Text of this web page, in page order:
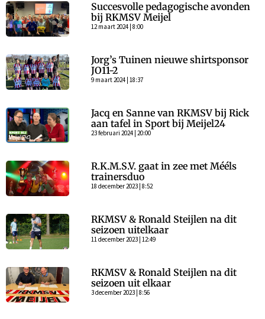
Succesvolle pedagogische avonden
bij RKMSV Meijel
12 maart 2024 | 8:00
Jorg’s Tuinen nieuwe shirtsponsor
JO11-2
9 maart 2024 | 18:37
Jacq en Sanne van RKMSV bij Rick
aan tafel in Sport bij Meijel24
23 februari 2024 | 20:00
R.K.M.S.V. gaat in zee met Mééls
trainersduo
18 december 2023 | 8:52
RKMSV & Ronald Steijlen na dit
seizoen uitelkaar
11 december 2023 | 12:49
RKMSV & Ronald Steijlen na dit
seizoen uit elkaar
3 december 2023 | 8:56